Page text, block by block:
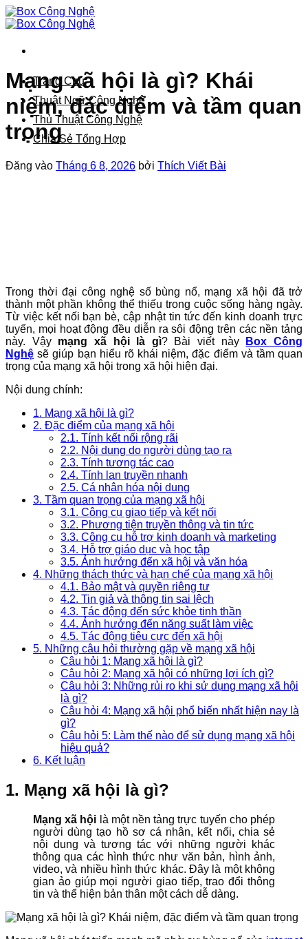
Bỏ
qua
dung
Trang Chủ
Thuật Ngữ Công Nghệ
Thủ Thuật Công Nghệ
Chia Sẻ Tổng Hợp
Mạng xã hội là gì? Khái
niệm, đặc điểm và tầm quan
trọng
Đăng vào Tháng 6 8, 2026 bởi Thích Viết Bài
Trong thời đại công nghệ số bùng nổ, mạng xã hội đã trở
thành một phần không thể thiếu trong cuộc sống hàng ngày.
Từ việc kết nối bạn bè, cập nhật tin tức đến kinh doanh trực
tuyến, mọi hoạt động đều diễn ra sôi động trên các nền tảng
này. Vậy mạng xã hội là gì? Bài viết này
Box Công
Nghệ sẽ giúp bạn hiểu rõ khái niệm, đặc điểm và tầm quan
trọng của mạng xã hội trong xã hội hiện đại.
Nội dung chính:
1. Mạng xã hội là gì?
2. Đặc điểm của mạng xã hội
2.1. Tính kết nối rộng rãi
2.2. Nội dung do người dùng tạo ra
2.3. Tính tương tác cao
2.4. Tính lan truyền nhanh
2.5. Cá nhân hóa nội dung
3. Tầm quan trọng của mạng xã hội
3.1. Công cụ giao tiếp và kết nối
3.2. Phương tiện truyền thông và tin tức
3.3. Công cụ hỗ trợ kinh doanh và marketing
3.4. Hỗ trợ giáo dục và học tập
3.5. Ảnh hưởng đến xã hội và văn hóa
4. Những thách thức và hạn chế của mạng xã hội
4.1. Bảo mật và quyền riêng tư
4.2. Tin giả và thông tin sai lệch
4.3. Tác động đến sức khỏe tinh thần
4.4. Ảnh hưởng đến năng suất làm việc
4.5. Tác động tiêu cực đến xã hội
5. Những câu hỏi thường gặp về mạng xã hội
Câu hỏi 1: Mạng xã hội là gì?
Câu hỏi 2: Mạng xã hội có những lợi ích gì?
Câu hỏi 3: Những rủi ro khi sử dụng mạng xã hội
là gì?
Câu hỏi 4: Mạng xã hội phổ biến nhất hiện nay là
gì?
Câu hỏi 5: Làm thế nào để sử dụng mạng xã hội
hiệu quả?
6. Kết luận
1. Mạng xã hội là gì?
Mạng xã hội là một nền tảng trực tuyến cho phép
người dùng tạo hồ sơ cá nhân, kết nối, chia sẻ
nội dung và tương tác với những người khác
thông qua các hình thức như văn bản, hình ảnh,
video, và nhiều hình thức khác. Đây là một không
gian ảo giúp mọi người giao tiếp, trao đổi thông
tin và thể hiện bản thân một cách dễ dàng.